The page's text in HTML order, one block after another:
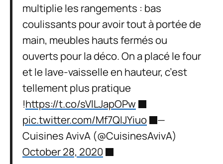
multiplie les rangements : bas
coulissants pour avoir tout à portée de
main, meubles hauts fermés ou
ouverts pour la déco. On a placé le four
et le lave-vaisselle en hauteur, c’est
tellement plus pratique
!https://t.co/sVlLJapOPw
pic.twitter.com/Mf7QIJYiuo
—
Cuisines AvivA (@CuisinesAvivA)
October 28, 2020